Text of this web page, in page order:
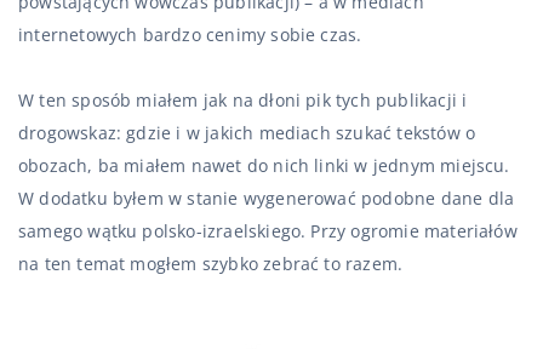
internetowych bardzo cenimy sobie czas.
W ten sposób miałem jak na dłoni pik tych publikacji i
drogowskaz: gdzie i w jakich mediach szukać tekstów o
obozach, ba miałem nawet do nich linki w jednym miejscu.
W dodatku byłem w stanie wygenerować podobne dane dla
samego wątku polsko-izraelskiego. Przy ogromie materiałów
na ten temat mogłem szybko zebrać to razem.